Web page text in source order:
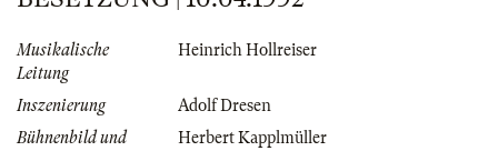
Musikalische
Leitung
Heinrich Hollreiser
Inszenierung
Adolf Dresen
Bühnenbild und
Herbert Kapplmüller